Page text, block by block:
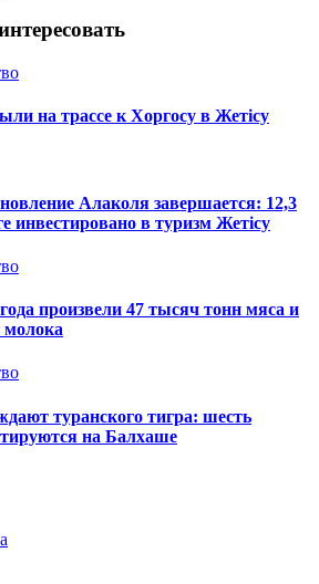
на трассе к Хоргосу в Жетісу
Алаколя завершается: 12,3
инвестировано в туризм Жетісу
произвели 47 тысяч тонн мяса и
молока
туранского тигра: шесть
на Балхаше